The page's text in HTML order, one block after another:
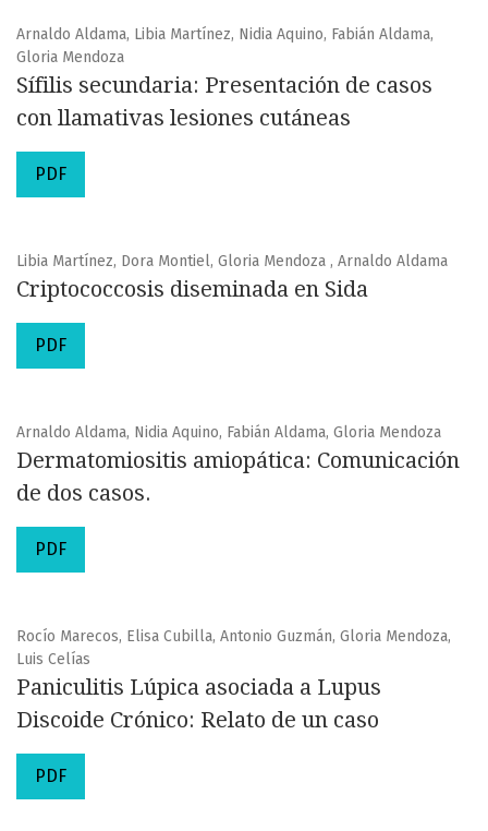
Arnaldo Aldama, Libia Martínez, Nidia Aquino, Fabián Aldama,
Gloria Mendoza
Sífilis secundaria: Presentación de casos
con llamativas lesiones cutáneas
PDF
Libia Martínez, Dora Montiel, Gloria Mendoza , Arnaldo Aldama
Criptococcosis diseminada en Sida
PDF
Arnaldo Aldama, Nidia Aquino, Fabián Aldama, Gloria Mendoza
Dermatomiositis amiopática: Comunicación
de dos casos.
PDF
Rocío Marecos, Elisa Cubilla, Antonio Guzmán, Gloria Mendoza,
Luis Celías
Paniculitis Lúpica asociada a Lupus
Discoide Crónico: Relato de un caso
PDF